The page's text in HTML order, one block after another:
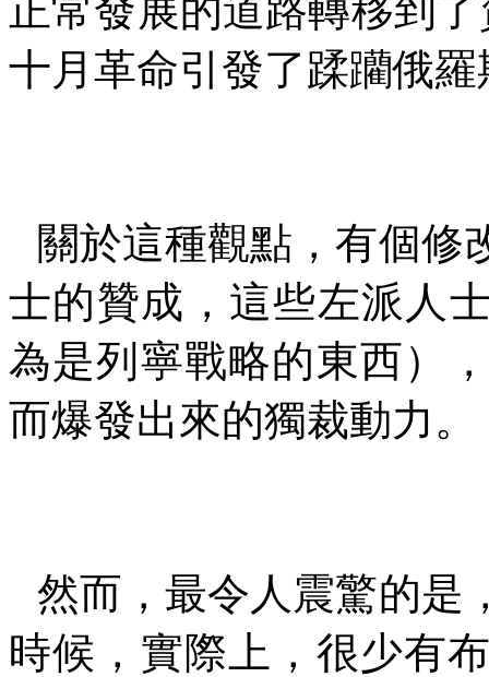
正常發展的道路轉移到
十月革命引發了蹂躪俄
關於這種觀點，有個修
士的贊成，這些左派人
為是列寧戰略的東西）
而爆發出來的獨裁動力。
然而，最令人震驚的是
時候，實際上，很少有